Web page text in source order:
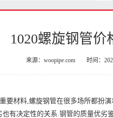
1020螺旋钢管价
来源：woopipe.com 时间：
要材料,螺旋钢管在很多场所都扮
有决定性的关系.钢管的质量优劣